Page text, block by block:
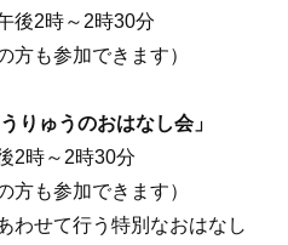
2時～2時30分
も参加できます）
りゅうのおはなし会」
2時～2時30分
も参加できます）
せて行う特別なおはなし